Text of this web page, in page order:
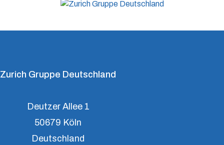
Zurich Gruppe Deutschland
Deutzer Allee 1
50679 Köln
Deutschland